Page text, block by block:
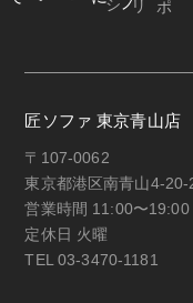
匠ソファ 東京青山店
〒107-0062
東京都港区南青山4-
営業時間 11:00〜19:00
定休日 火曜
TEL 03-3470-1181